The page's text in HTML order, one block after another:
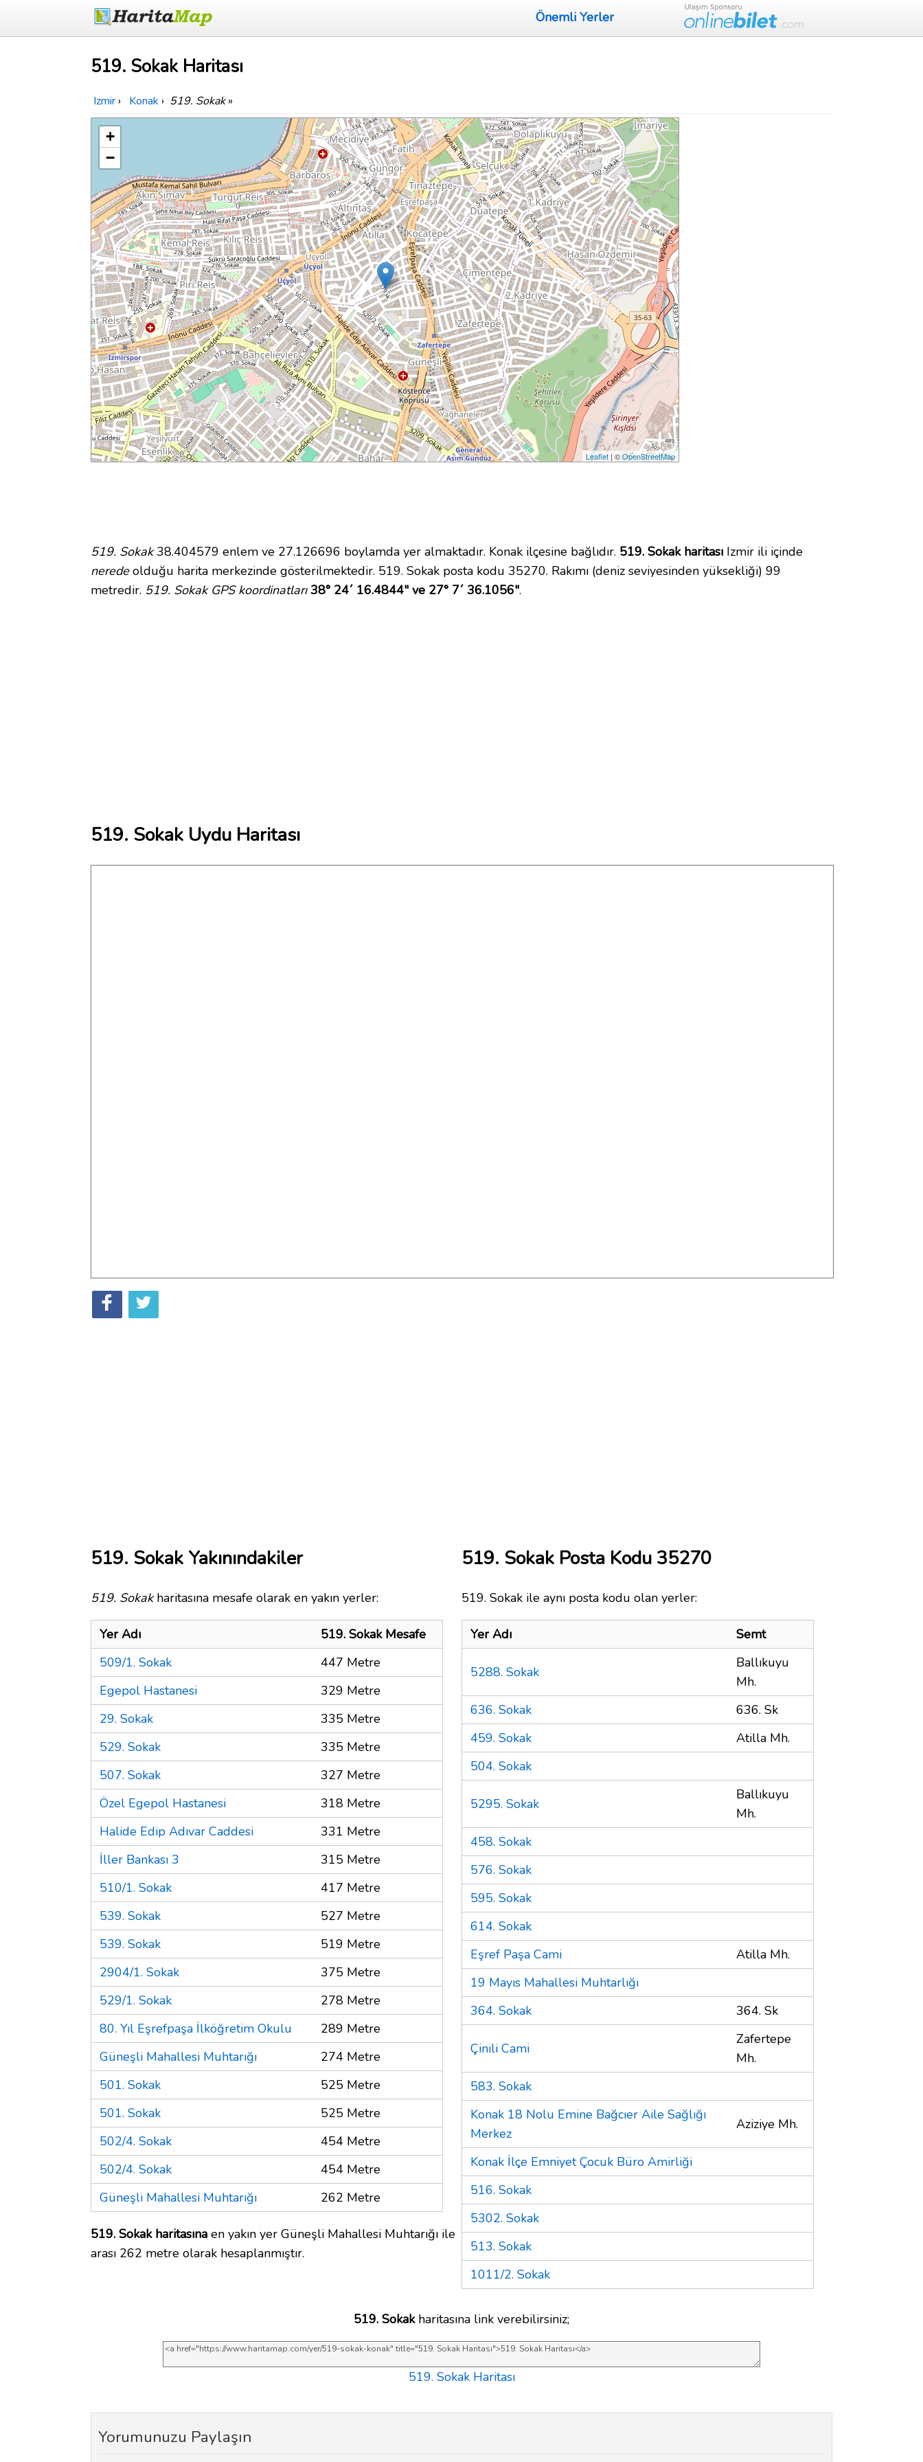
Önemli Yerler
519. Sokak Haritası
Izmir › Konak › 519. Sokak»
+
−
Leaflet | ©OpenStreetMap
519. Sokak38.404579 enlem ve 27.126696 boylamda yer almaktadır. Konak ilçesine bağlıdır. 519. Sokak haritası Izmir ili içinde
neredeolduğu harita merkezinde gösterilmektedir. 519. Sokak posta kodu 35270. Rakımı (deniz seviyesinden yüksekliği) 99
metredir. 519. Sokak GPS koordinatları 38° 24´ 16.4844" ve 27° 7´ 36.1056".
519. Sokak Uydu Haritası
519. Sokak Yakınındakiler
519. Sokakharitasına mesafe olarak en yakın yerler:
Yer Adı
519. Sokak Mesafe
509/1. Sokak
447 Metre
Egepol Hastanesi
329 Metre
29. Sokak
335 Metre
529. Sokak
335 Metre
507. Sokak
327 Metre
Özel Egepol Hastanesi
318 Metre
Halide Edip Adıvar Caddesi
331 Metre
İller Bankası 3
315 Metre
510/1. Sokak
417 Metre
539. Sokak
527 Metre
539. Sokak
519 Metre
2904/1. Sokak
375 Metre
529/1. Sokak
278 Metre
80. Yıl Eşrefpaşa İlköğretim Okulu
289 Metre
Güneşli Mahallesi Muhtarığı
274 Metre
501. Sokak
525 Metre
501. Sokak
525 Metre
502/4. Sokak
454 Metre
502/4. Sokak
454 Metre
Güneşli Mahallesi Muhtarığı
262 Metre
519. Sokak haritasına en yakın yer Güneşli Mahallesi Muhtarığı ile
arası 262 metre olarak hesaplanmıştır.
519. Sokak Posta Kodu 35270
519. Sokak ile aynı posta kodu olan yerler:
Yer Adı Semt
5288. Sokak
Ballıkuyu
Mh.
636. Sokak
636. Sk
459. Sokak
Atilla Mh.
504. Sokak
5295. Sokak
Ballıkuyu
Mh.
458. Sokak
576. Sokak
595. Sokak
614. Sokak
Eşref Paşa Cami
Atilla Mh.
19 Mayıs Mahallesi Muhtarlığı
364. Sokak
364. Sk
Çinili Cami
Zafertepe
Mh.
583. Sokak
Konak 18 Nolu Emine Bağcıer Aile Sağlığı
Merkez
Aziziye Mh.
Konak İlçe Emniyet Çocuk Büro Amirliği
516. Sokak
5302. Sokak
513. Sokak
1011/2. Sokak
519. Sokakharitasına link verebilirsiniz;
519. Sokak Haritası
Yorumunuzu Paylaşın